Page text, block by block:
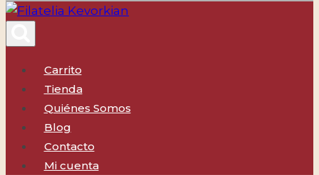
Carrito
Tienda
Quiénes Somos
Blog
Contacto
Mi cuenta